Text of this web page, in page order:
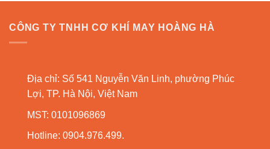
CÔNG TY TNHH CƠ KHÍ MAY HOÀNG HÀ
Địa chỉ: Số 541 Nguyễn Văn Linh, phường Phúc
Lợi, TP. Hà Nội, Việt Nam
MST: 0101096869
Hotline: 0904.976.499.